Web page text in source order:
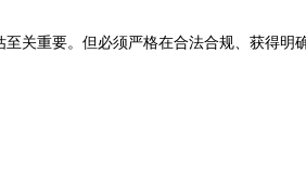
关重要。但必须严格在合法合规、获得明